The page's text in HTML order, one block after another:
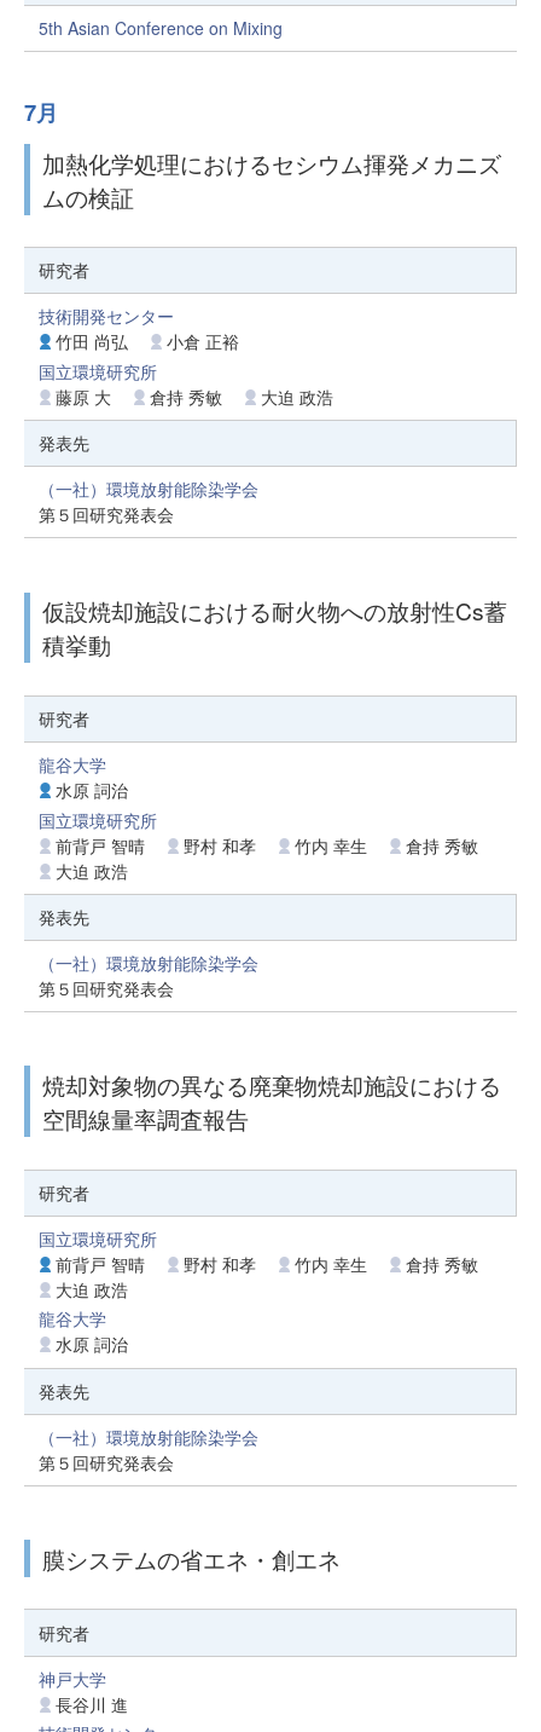
5th Asian Conference on Mixing
7月
加熱化学処理におけるセシウム揮発メカニズ
ムの検証
研究者
技術開発センター
竹田 尚弘
小倉 正裕
国立環境研究所
藤原 大
倉持 秀敏
大迫 政浩
発表先
（一社）環境放射能除染学会
第５回研究発表会
仮設焼却施設における耐火物への放射性Cs蓄
積挙動
研究者
龍谷大学
水原 詞治
国立環境研究所
前背戸 智晴
野村 和孝 竹内 幸生
倉持 秀敏
大迫 政浩
発表先
（一社）環境放射能除染学会
第５回研究発表会
焼却対象物の異なる廃棄物焼却施設における
空間線量率調査報告
研究者
国立環境研究所
前背戸 智晴
野村 和孝 竹内 幸生
倉持 秀敏
大迫 政浩
龍谷大学
水原 詞治
発表先
（一社）環境放射能除染学会
第５回研究発表会
膜システムの省エネ・創エネ
研究者
神戸大学
長谷川 進